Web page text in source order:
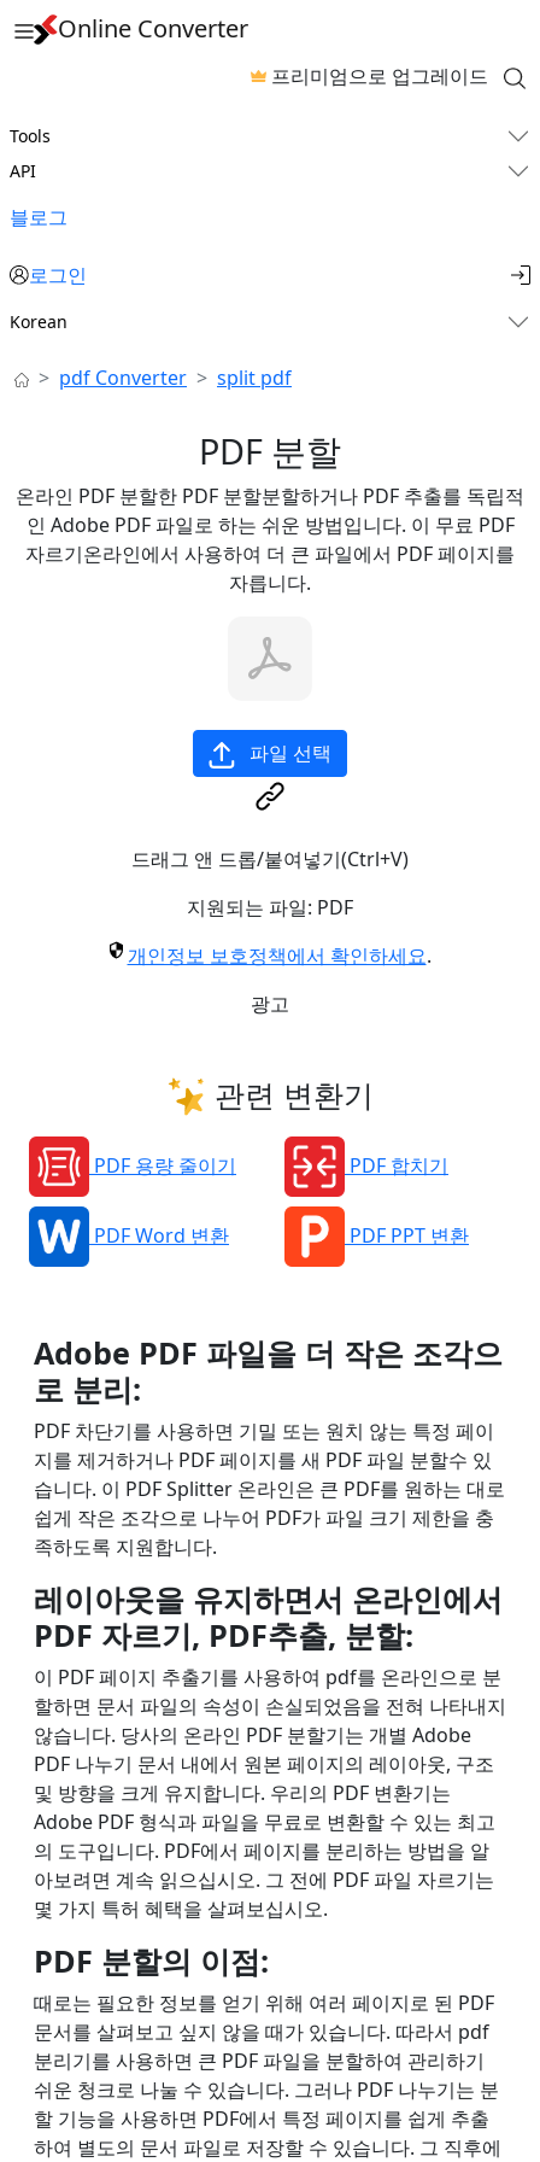
Online Converter
프리미엄으로 업그레이드
Tools
API
블로그
로그인
Korean
pdf Converter split pdf
PDF 분할
온라인 PDF 분할한 PDF 분할분할하거나 PDF 추출를 독립적
인 Adobe PDF 파일로 하는 쉬운 방법입니다. 이 무료 PDF
자르기온라인에서 사용하여 더 큰 파일에서 PDF 페이지를
자릅니다.
파일 선택
드래그 앤 드롭/붙여넣기(Ctrl+V)
지원되는 파일: PDF
개인정보 보호정책에서 확인하세요.
광고
관련 변환기
PDF 용량 줄이기 PDF 합치기
PDF Word 변환 PDF PPT 변환
Adobe PDF 파일을 더 작은 조각으
로 분리:
PDF 차단기를 사용하면 기밀 또는 원치 않는 특정 페이
지를 제거하거나 PDF 페이지를 새 PDF 파일 분할수 있
습니다. 이 PDF Splitter 온라인은 큰 PDF를 원하는 대로
쉽게 작은 조각으로 나누어 PDF가 파일 크기 제한을 충
족하도록 지원합니다.
레이아웃을 유지하면서 온라인에서
PDF 자르기, PDF추출, 분할:
이 PDF 페이지 추출기를 사용하여 pdf를 온라인으로 분
할하면 문서 파일의 속성이 손실되었음을 전혀 나타내지
않습니다. 당사의 온라인 PDF 분할기는 개별 Adobe
PDF 나누기 ​문서 내에서 원본 페이지의 레이아웃, 구조
및 방향을 크게 유지합니다. 우리의 PDF 변환기는
Adobe PDF 형식과 파일을 무료로 변환할 수 있는 최고
의 도구입니다. PDF에서 페이지를 분리하는 방법을 알
아보려면 계속 읽으십시오. 그 전에 PDF 파일 자르기는
몇 가지 특허 혜택을 살펴보십시오.
PDF 분할의 이점:
때로는 필요한 정보를 얻기 위해 여러 페이지로 된 PDF
문서를 살펴보고 싶지 않을 때가 있습니다. 따라서 pdf
분리기를 사용하면 큰 PDF 파일을 분할하여 관리하기
쉬운 청크로 나눌 수 있습니다. 그러나 PDF 나누기는 분
할 기능을 사용하면 PDF에서 특정 페이지를 쉽게 추출
하여 별도의 문서 파일로 저장할 수 있습니다. 그 직후에